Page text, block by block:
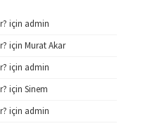
için admin
için Murat Akar
için admin
için Sinem
için admin